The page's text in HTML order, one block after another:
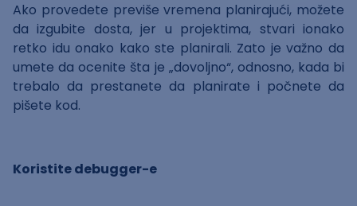
Ako provedete previše vremena planirajući, možete
da izgubite dosta, jer u projektima, stvari ionako
retko idu onako kako ste planirali. Zato je važno da
umete da ocenite šta je „dovoljno“, odnosno, kada bi
trebalo da prestanete da planirate i počnete da
pišete kod.
Koristite debugger-e